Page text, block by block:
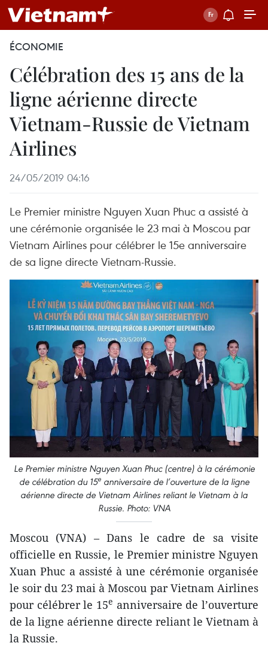
ÉCONOMIE
Célébration des 15 ans de la
ligne aérienne directe
Vietnam-Russie de Vietnam
Airlines
24/05/2019 04:16
Le Premier ministre Nguyen Xuan Phuc a assisté à
une cérémonie organisée le 23 mai à Moscou par
Vietnam Airlines pour célébrer le 15e anniversaire
de sa ligne directe Vietnam-Russie.
Le Premier ministre Nguyen Xuan Phuc (centre) à la cérémonie
de célébration du 15eanniversaire de l’ouverture de la ligne
aérienne directe de Vietnam Airlines reliant le Vietnam à la
Russie. Photo: VNA
Moscou (VNA) – Dans le cadre de sa visite
officielle en Russie, le Premier ministre Nguyen
Xuan Phuc a assisté à une cérémonie organisée
le soir du 23 mai à Moscou par Vietnam Airlines
pour célébrer le 15e anniversaire de l’ouverture
de la ligne aérienne directe reliant le Vietnam à
la Russie.